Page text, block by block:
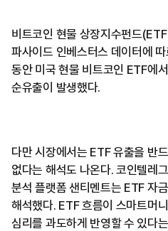
비트코인 현물 상장지수펀드
파사이드 인베스터스 데이터에
동안 미국 현물 비트코인 ETF에
순유출이 발생했다.
다만 시장에서는 ETF 유출을 반
없다는 해석도 나온다. 코인텔레
분석 플랫폼 샌티멘트는 ETF 자
해석했다. ETF 흐름이 스마트머
심리를 과도하게 반영할 수 있다